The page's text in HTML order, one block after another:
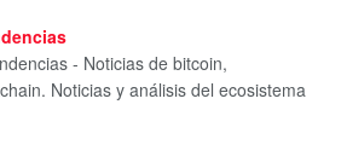
- Noticias de bitcoin,
Noticias y análisis del ecosistema